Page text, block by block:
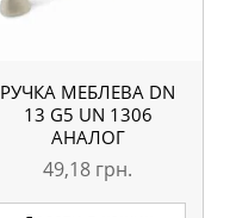
РУЧКА МЕБЛЕВА DN
13 G5 UN 1306
АНАЛОГ
49,18 грн.